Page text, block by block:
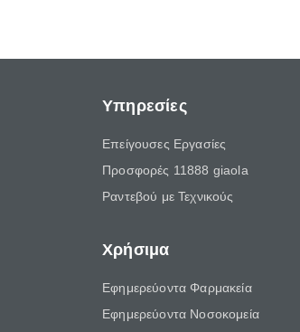
Υπηρεσίες
Επείγουσες Εργασίες
Προσφορές 11888 giaola
Ραντεβού με Τεχνικούς
Χρήσιμα
Εφημερεύοντα Φαρμακεία
Εφημερεύοντα Νοσοκομεία